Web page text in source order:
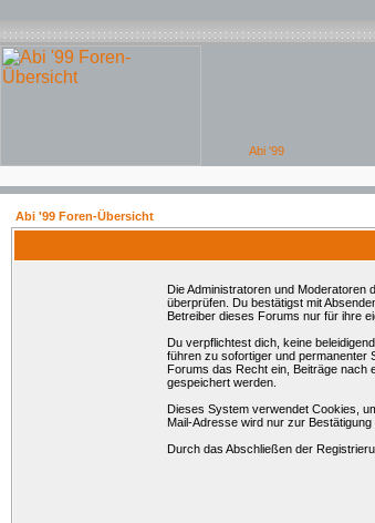
Abi '99 Foren-Übersicht
Die Administratoren und
überprüfen. Du bestätigst mit
Betreiber dieses Forums nur für ihre
Du verpflichtest dich, keine
führen zu sofortiger und permanenter
Forums das Recht ein, Beiträge nach
gespeichert werden.
Dieses System verwendet Cookies,
Mail-Adresse wird nur zur
Durch das Abschließen der